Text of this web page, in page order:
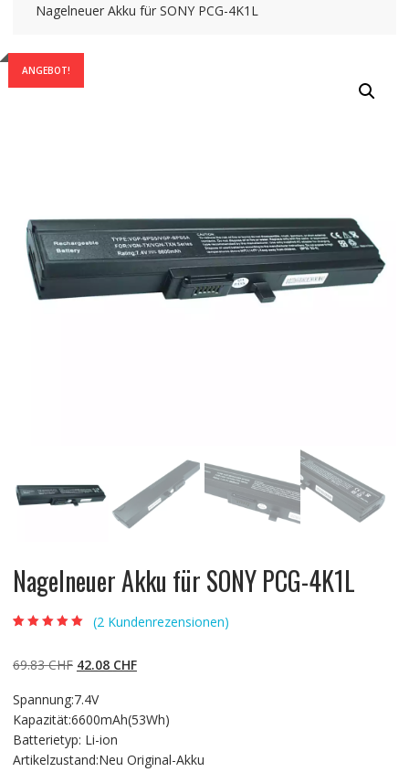
Nagelneuer Akku für SONY PCG-4K1L
ANGEBOT!
Nagelneuer Akku für SONY PCG-4K1L
basierend auf
Kundenbewertun
(2 Kundenrezensionen)
69.83CHF Ursprünglicher
war:
69.83 CHF
42.08 CHFAktueller
42.08 CHF.
Spannung:7.4V
Kapazität:6600mAh(53Wh)
Batterietyp: Li-ion
Artikelzustand:Neu Original-Akku